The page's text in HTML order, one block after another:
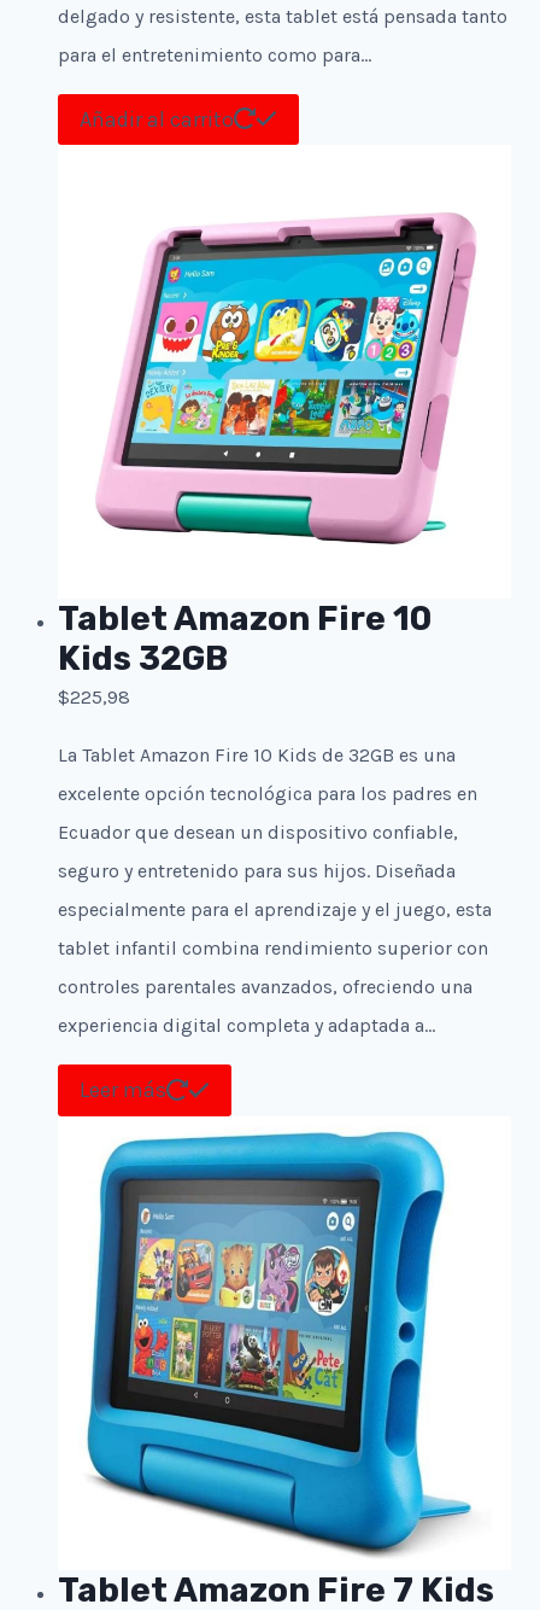
delgado y resistente, esta tablet está pensada tanto
para el entretenimiento como para…
Añadir al carrito
Tablet Amazon Fire 10
Kids 32GB
$225,98
La Tablet Amazon Fire 10 Kids de 32GB es una
excelente opción tecnológica para los padres en
Ecuador que desean un dispositivo confiable,
seguro y entretenido para sus hijos. Diseñada
especialmente para el aprendizaje y el juego, esta
tablet infantil combina rendimiento superior con
controles parentales avanzados, ofreciendo una
experiencia digital completa y adaptada a…
Leer más
Tablet Amazon Fire 7 Kids